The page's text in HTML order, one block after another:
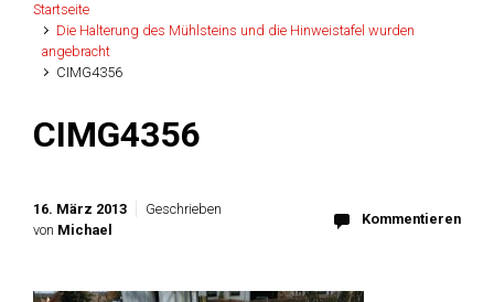
Startseite
Die Halterung des Mühlsteins und die Hinweistafel wurden
angebracht
CIMG4356
CIMG4356
16. März 2013
Geschrieben
von Michael
Kommentieren